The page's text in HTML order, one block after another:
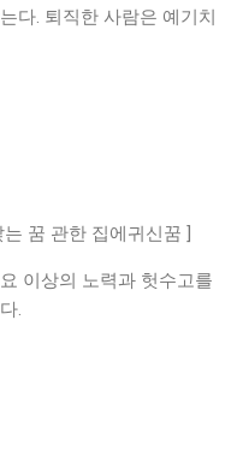
다. 퇴직한 사람은 예기치
꿈 관한 집에귀신꿈 ]
이상의 노력과 헛수고를
.